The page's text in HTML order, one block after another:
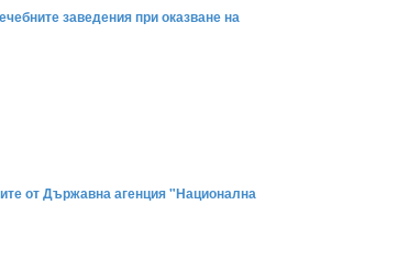
заведения при оказване на
от Държавна агенция "Национална